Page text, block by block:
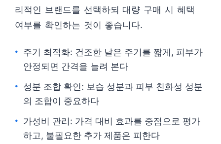
리적인 브랜드를 선택하되 대량 구매 시 혜택
여부를 확인하는 것이 좋습니다.
주기 최적화: 건조한 날은 주기를 짧게, 피부가
안정되면 간격을 늘려 본다
성분 조합 확인: 보습 성분과 피부 친화성 성분
의 조합이 중요하다
가성비 관리: 가격 대비 효과를 중점으로 평가
하고, 불필요한 추가 제품은 피한다